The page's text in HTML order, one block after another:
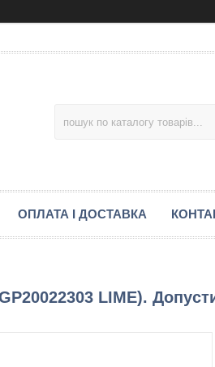
ОПЛАТА І ДОСТАВКА
LIME).